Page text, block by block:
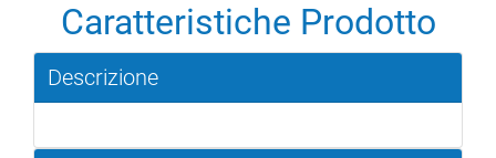
Caratteristiche Prodotto
Descrizione